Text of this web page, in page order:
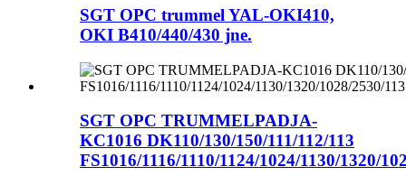
SGT OPC trummel YAL-OKI410,
OKI B410/440/430 jne.
SGT OPC TRUMMELPADJA-
KC1016 DK110/130/150/111/112/113
FS1016/1116/1110/1124/1024/1130/1320/